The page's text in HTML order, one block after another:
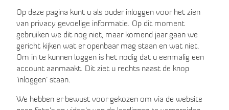
Op deze pagina kunt u als ouder inloggen voor het zien
van privacy gevoelige informatie. Op dit moment
gebruiken we dit nog niet, maar komend jaar gaan we
gericht kijken wat er openbaar mag staan en wat niet.
Om in te kunnen loggen is het nodig dat u eenmalig een
account aanmaakt. Dit ziet u rechts naast de knop
'inloggen' staan.
We hebben er bewust voor gekozen om via de website